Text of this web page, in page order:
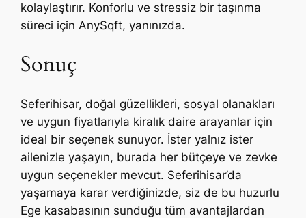
kolaylaştırır. Konforlu ve stressiz bir taşınma
süreci için AnySqft, yanınızda.
Sonuç
Seferihisar, doğal güzellikleri, sosyal olanakları
ve uygun fiyatlarıyla kiralık daire arayanlar için
ideal bir seçenek sunuyor. İster yalnız ister
ailenizle yaşayın, burada her bütçeye ve zevke
uygun seçenekler mevcut. Seferihisar’da
yaşamaya karar verdiğinizde, siz de bu huzurlu
Ege kasabasının sunduğu tüm avantajlardan